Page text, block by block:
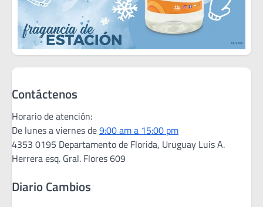
Contáctenos
Horario de atención:
De lunes a viernes de9:00 am a 15:00 pm
4353 0195 Departamento de Florida, Uruguay Luis A.
Herrera esq. Gral. Flores 609
Diario Cambios